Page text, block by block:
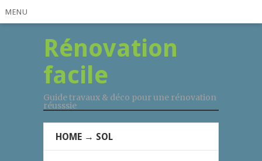
MENU
Rénovation
facile
Guide travaux & déco pour une rénovation
réusssie
HOME → SOL